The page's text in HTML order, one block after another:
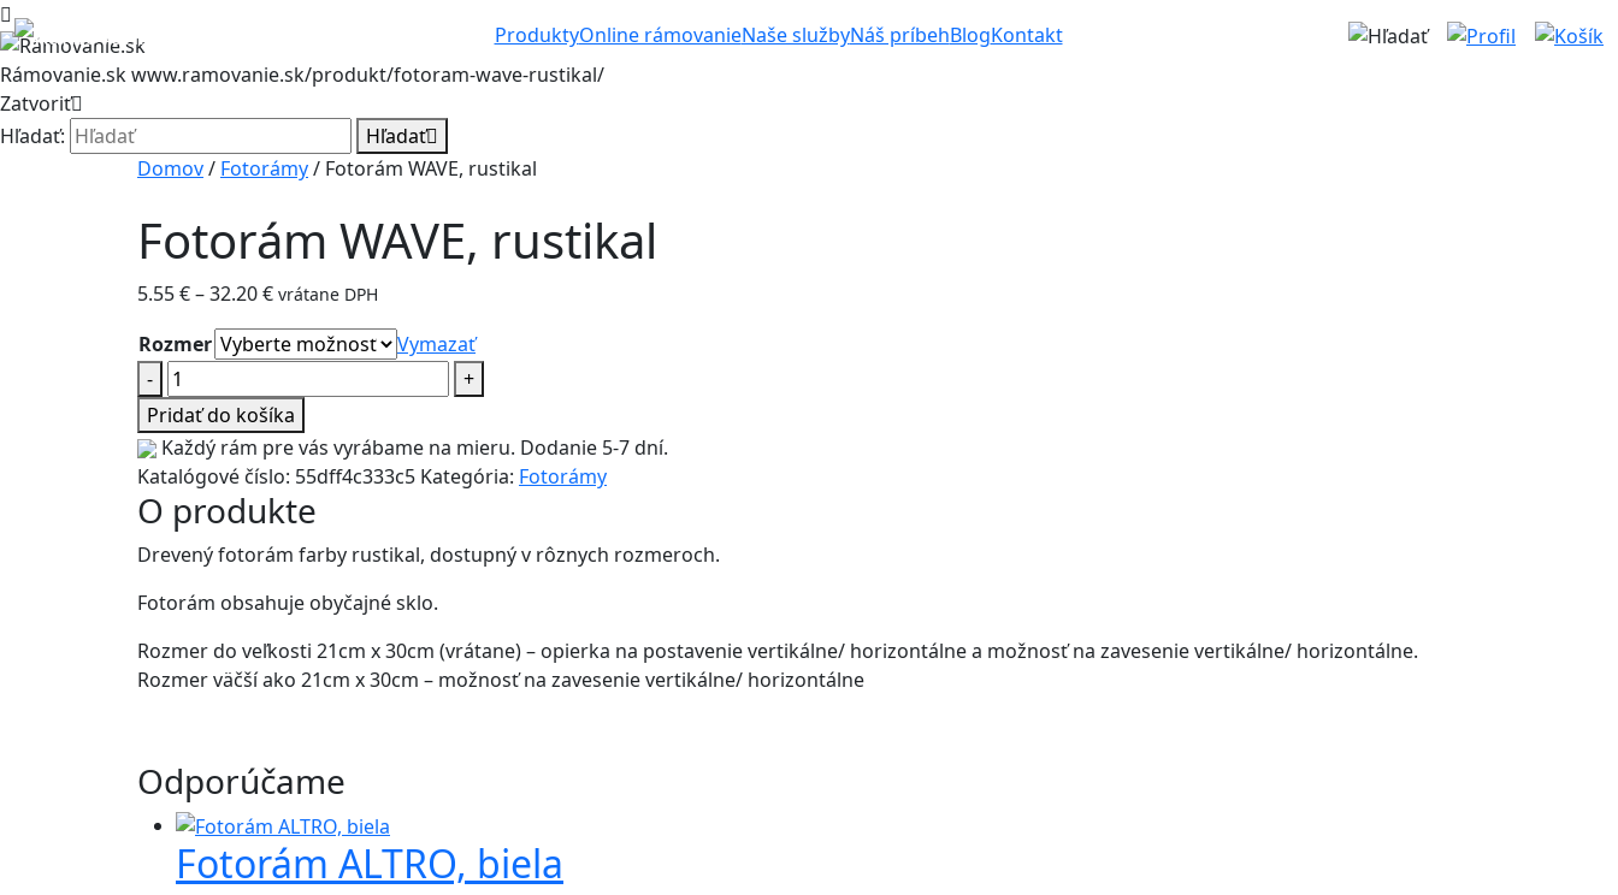
Rámovanie.skwww.ramovanie.sk/produkt/fotoram-wave-rustikal/
Zatvoriť
Hľadať:
Hľadať
ProduktyOnline rámovanieNaše službyNáš príbehBlogKontakt
Domov/ Fotorámy/ Fotorám WAVE, rustikal
Fotorám WAVE, rustikal
5.55€–32.20€Price
5.55 €
32.20 €
vrátane DPH
Rozmer
Vymazať
-
množstvo
Fotorám
WAVE,
rustikal
+
Pridať do košíka
Každý rám pre vás vyrábame na mieru. Dodanie 5-7 dní.
Katalógové číslo: 55dff4c333c5 Kategória: Fotorámy
O produkte
Drevený fotorám farby rustikal, dostupný v rôznych rozmeroch.
Fotorám obsahuje obyčajné sklo.
Rozmer do veľkosti 21cm x 30cm (vrátane) – opierka na postavenie vertikálne/ horizontálne a možnosť na zavesenie vertikálne/ horizontálne.
Rozmer väčší ako 21cm x 30cm – možnosť na zavesenie vertikálne/ horizontálne
Odporúčame
Fotorám ALTRO, biela